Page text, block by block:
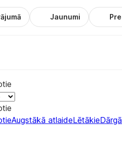
Jaunumi
Augstākā atlaideLētākie